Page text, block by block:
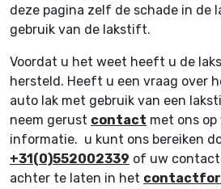
deze pagina zelf de schade in de
gebruik van de lakstift.
Voordat u het weet heeft u de
hersteld. Heeft u een vraag over
auto lak met gebruik van een
neem gerust contact met ons op
informatie. u kunt ons bereiken
+31(0)552002339 of uw
achter te laten in het